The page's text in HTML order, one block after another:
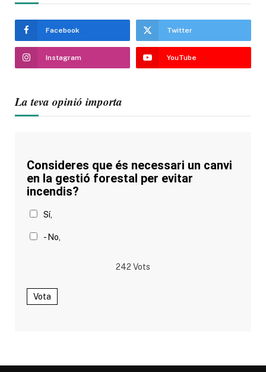
Facebook Twitter
Instagram YouTube
La teva opinió importa
Consideres que és necessari un canvi
en la gestió forestal per evitar
incendis?
Sí,
- No,
242 Vots
Vota